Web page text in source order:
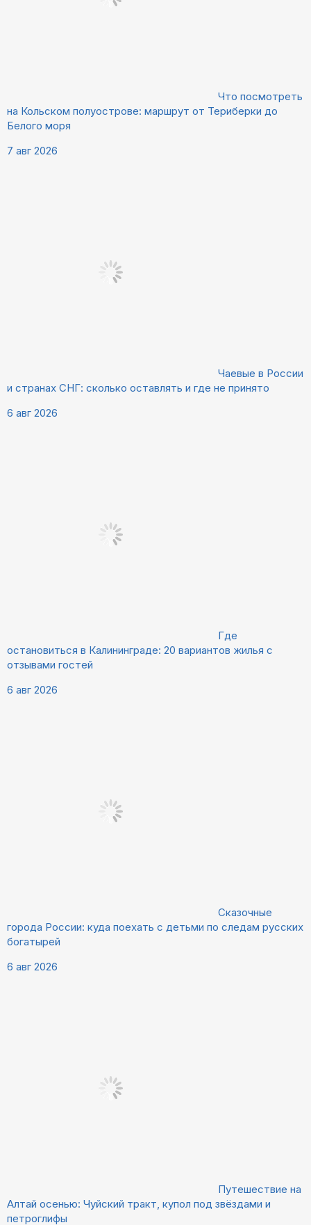
Что посмотреть
на Кольском полуострове: маршрут от Териберки до
Белого моря
7 авг 2026
Чаевые в России
и странах СНГ: сколько оставлять и где не принято
6 авг 2026
Где
остановиться в Калининграде: 20 вариантов жилья с
отзывами гостей
6 авг 2026
Сказочные
города России: куда поехать с детьми по следам русских
богатырей
6 авг 2026
Путешествие на
Алтай осенью: Чуйский тракт, купол под звёздами и
петроглифы